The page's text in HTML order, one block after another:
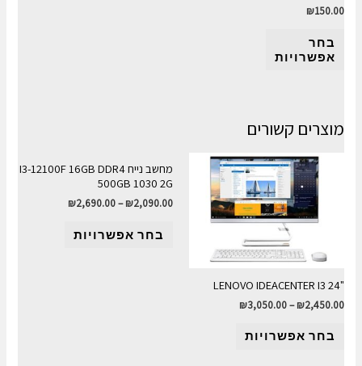
₪150.00
בחר
אפשרויות
מוצרים קשורים
"LENOVO IDEACENTER I3 24
₪2,450.00
–
₪3,050.00
בחר אפשרויות
מחשב נייח I3-12100F 16GB DDR4
500GB 1030 2G
₪2,090.00
–
₪2,690.00
בחר אפשרויות